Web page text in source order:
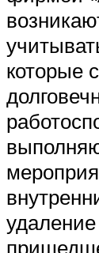
которые